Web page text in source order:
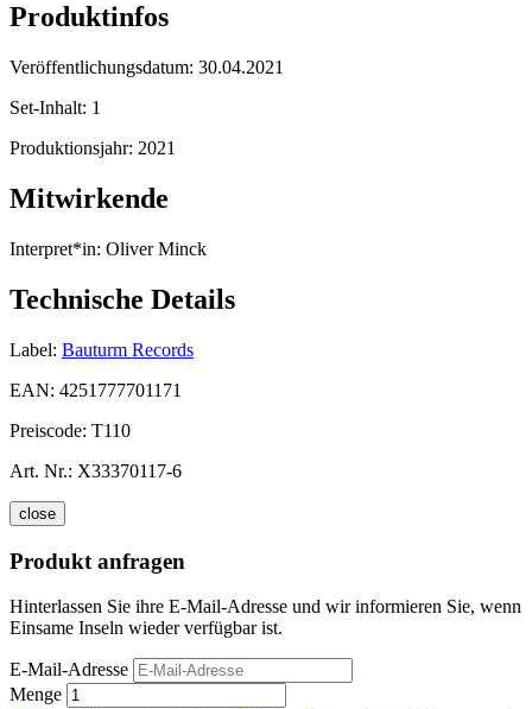
Produktinfos
Veröffentlichungsdatum: 30.04.2021
Set-Inhalt: 1
Produktionsjahr: 2021
Mitwirkende
Interpret*in: Oliver Minck
Technische Details
Label: Bauturm Records
EAN: 4251777701171
Preiscode: T110
Art. Nr.: X33370117-6
close
Produkt anfragen
Hinterlassen Sie ihre E-Mail-Adresse und wir informieren Sie, wenn
Einsame Inseln wieder verfügbar ist.
E-Mail-Adresse
Menge